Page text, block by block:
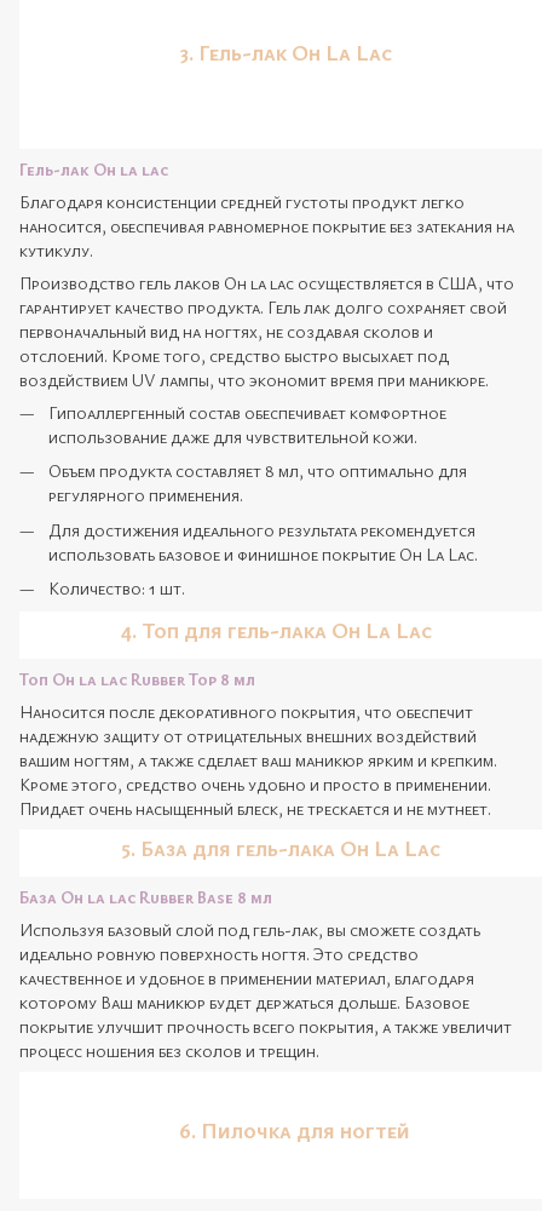
3. Гель-лак Oh La Lac
Гель-лак Oh la lac
Благодаря консистенции средней густоты продукт легко
наносится, обеспечивая равномерное покрытие без затекания на
кутикулу.
Производство гель лаков Oh la lac осуществляется в США, что
гарантирует качество продукта. Гель лак долго сохраняет свой
первоначальный вид на ногтях, не создавая сколов и
отслоений. Кроме того, средство быстро высыхает под
воздействием UV лампы, что экономит время при маникюре.
Гипоаллергенный состав обеспечивает комфортное
использование даже для чувствительной кожи.
Объем продукта составляет 8 мл, что оптимально для
регулярного применения.
Для достижения идеального результата рекомендуется
использовать базовое и финишное покрытие Oh La Lac.
Количество: 1 шт.
4. Топ для гель-лака Oh La Lac
Топ Oh la lac Rubber Top 8 мл
Наносится после декоративного покрытия, что обеспечит
надежную защиту от отрицательных внешних воздействий
вашим ногтям, а также сделает ваш маникюр ярким и крепким.
Кроме этого, средство очень удобно и просто в применении.
Придает очень насыщенный блеск, не трескается и не мутнеет.
5. База для гель-лака Oh La Lac
База Oh la lac Rubber Base 8 мл
Используя базовый слой под гель-лак, вы сможете создать
идеально ровную поверхность ногтя. Это средство
качественное и удобное в применении материал, благодаря
которому Ваш маникюр будет держаться дольше. Базовое
покрытие улучшит прочность всего покрытия, а также увеличит
процесс ношения без сколов и трещин.
6. Пилочка для ногтей